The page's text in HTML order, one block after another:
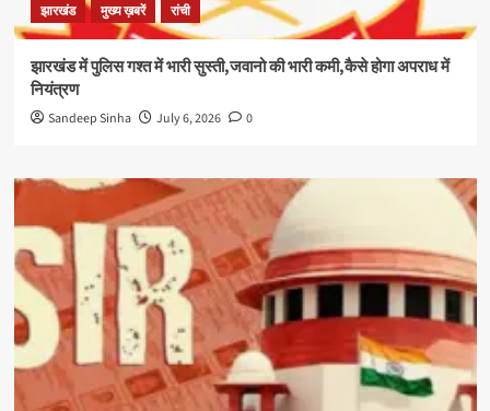
झारखंड मुख्य ख़बरें रांची
झारखंड में पुलिस गश्त में भारी सुस्ती,जवानो की भारी कमी,कैसे होगा अपराध में
नियंत्रण
Sandeep Sinha July 6, 2026 0